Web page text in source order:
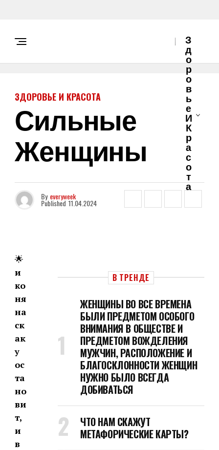
З
Д
О
Р
О
В
Ь
Е
И
К
Р
А
С
О
Т
А
ЗДОРОВЬЕ И КРАСОТА
Сильные
Женщины
By everyweek
Published 11.04.2024
🌟
и
ко
ня
на
ск
ак
у
ос
та
но
ви
т,
и
в
В ТРЕНДЕ
ЖЕНЩИНЫ ВО ВСЕ ВРЕМЕНА
БЫЛИ ПРЕДМЕТОМ ОСОБОГО
ВНИМАНИЯ В ОБЩЕСТВЕ И
ПРЕДМЕТОМ ВОЖДЕЛЕНИЯ
МУЖЧИН, РАСПОЛОЖЕНИЕ И
БЛАГОСКЛОННОСТИ ЖЕНЩИН
НУЖНО БЫЛО ВСЕГДА
ДОБИВАТЬСЯ
ЧТО НАМ СКАЖУТ
МЕТАФОРИЧЕСКИЕ КАРТЫ?